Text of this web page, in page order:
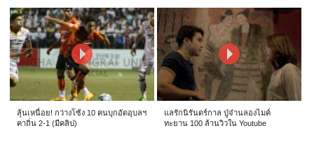
ลุ้นเหนื่อย! กว่างโซ้ง 10 คนบุกอัดอุบลฯ
คาถิ่น 2-1 (มีคลิป)
แลรักนิรันดร์กาล ปู่จ๋านลองไมค์
ทะยาน 100 ล้านวิวใน Youtube